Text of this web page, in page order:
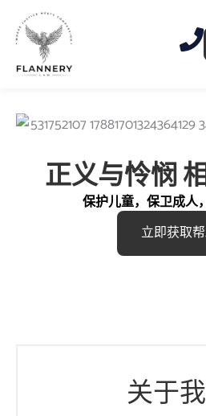
正义与怜悯
保护儿童，保卫成人
立即获取
关于